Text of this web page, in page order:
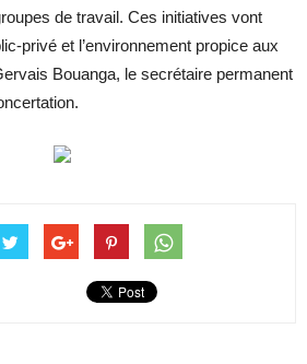
de travail. Ces initiatives vont
privé et l’environnement propice aux
Bouanga, le secrétaire permanent